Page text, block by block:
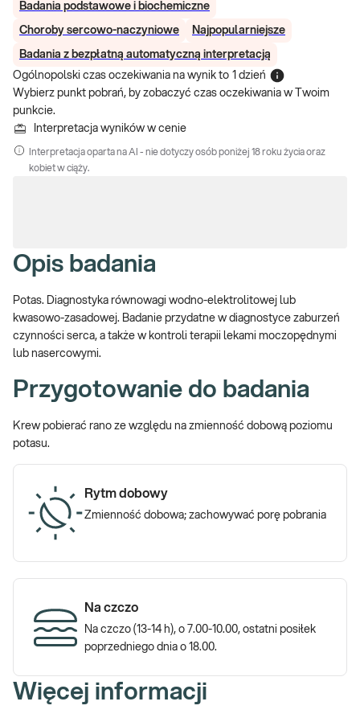
Badania podstawowe i biochemiczne
Choroby sercowo-naczyniowe Najpopularniejsze
Badania z bezpłatną automatyczną interpretacją
Ogólnopolski czas oczekiwania na wynik to 1 dzień
Wybierz punkt pobrań, by zobaczyć czas oczekiwania w Twoim
punkcie.
Interpretacja wyników w cenie
Interpretacja oparta na AI - nie dotyczy osób poniżej 18 roku życia oraz
kobiet w ciąży.
Opis badania
Potas. Diagnostyka równowagi wodno-elektrolitowej lub
kwasowo-zasadowej. Badanie przydatne w diagnostyce zaburzeń
czynności serca, a także w kontroli terapii lekami moczopędnymi
lub nasercowymi.
Przygotowanie do badania
Krew pobierać rano ze względu na zmienność dobową poziomu
potasu.
Rytm dobowy
Zmienność dobowa; zachowywać porę pobrania
Na czczo
Na czczo (13-14 h), o 7.00-10.00, ostatni posiłek
poprzedniego dnia o 18.00.
Więcej informacji